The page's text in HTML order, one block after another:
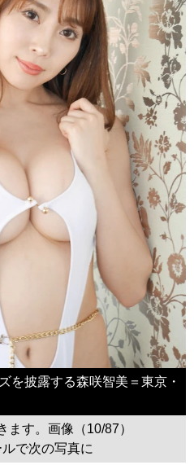
を披露する森咲智美＝東京・
ます。画像（10/87）
で次の写真に